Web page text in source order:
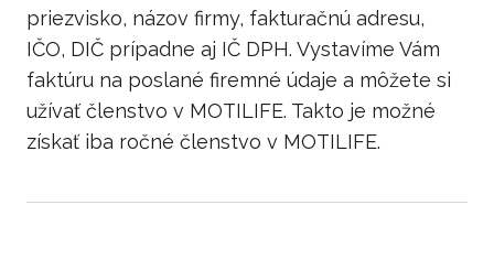
priezvisko, názov firmy, fakturačnú adresu,
IČO, DIČ prípadne aj IČ DPH. Vystavíme Vám
faktúru na poslané firemné údaje a môžete si
užívať členstvo v MOTILIFE. Takto je možné
získať iba ročné členstvo v MOTILIFE.